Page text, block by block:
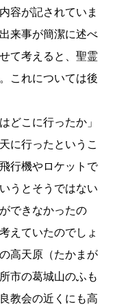
容が記されていま
来事が簡潔に述べ
て考えると、聖霊
これについては後
どこに行ったか」
に行ったというこ
行機やロケットで
うとそうではない
できなかったの
えていたのでしょ
高天原（たかまが
市の葛城山のふも
教会の近くにも高